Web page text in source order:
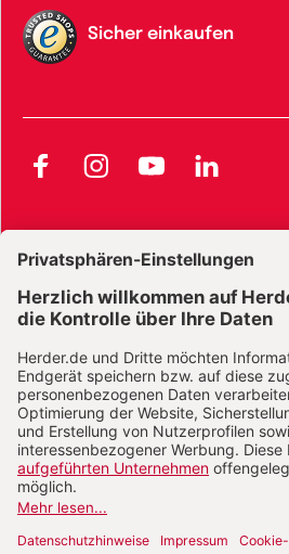
Sicher einkaufen
FacebookInstagramYouTubeLinkedIn
Widerrufsbelehrung
Widerrufsbelehrung
Datenschutz Social Media
Vertrag